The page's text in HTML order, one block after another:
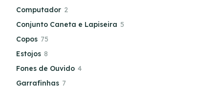
Computador 2
Conjunto Caneta e Lapiseira 5
Copos 75
Estojos 8
Fones de Ouvido 4
Garrafinhas 7